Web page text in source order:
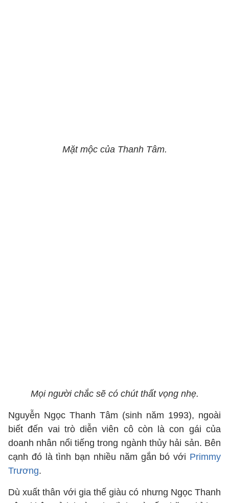
Mặt mộc của Thanh Tâm.
Mọi người chắc sẽ có chút thất vọng nhẹ.
Nguyễn Ngọc Thanh Tâm (sinh năm 1993), ngoài
biết đến vai trò diễn viên cô còn là con gái của
doanh nhân nổi tiếng trong ngành thủy hải sản. Bên
cạnh đó là tình bạn nhiều năm gắn bó với Primmy
Trương.
Dù xuất thân với gia thế giàu có nhưng Ngọc Thanh